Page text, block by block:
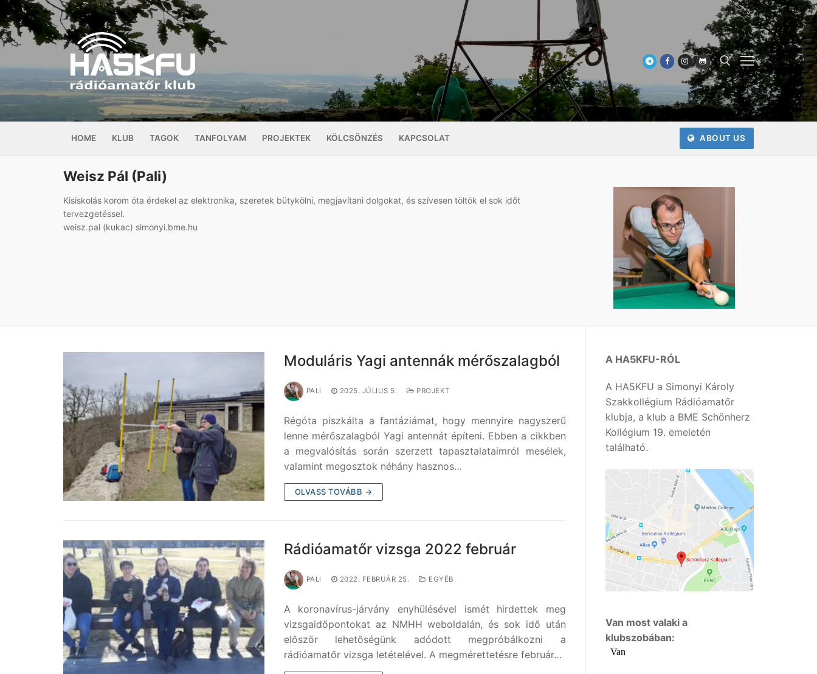
Ugrás
a
tartalomra
Keresése:
HOME KLUB TAGOK TANFOLYAM PROJEKTEK KÖLCSÖNZÉS KAPCSOLAT ABOUT US
Weisz Pál (Pali)
Kisiskolás korom óta érdekel az elektronika, szeretek bütykölni, megjavítani dolgokat, és szívesen töltök el sok időt
tervezgetéssel.
weisz.pal (kukac) simonyi.bme.hu
Moduláris Yagi antennák mérőszalagból
PALI 2025. JÚLIUS 5. PROJEKT
Régóta piszkálta a fantáziámat, hogy mennyire nagyszerű
lenne mérőszalagból Yagi antennát építeni. Ebben a cikkben
a megvalósítás során szerzett tapasztalataimról mesélek,
valamint megosztok néhány hasznos…
OLVASS TOVÁBB →
Rádióamatőr vizsga 2022 február
PALI 2022. FEBRUÁR 25. EGYÉB
A koronavírus-járvány enyhülésével ismét hirdettek meg
vizsgaidőpontokat az NMHH weboldalán, és sok idő után
először lehetőségünk adódott megpróbálkozni a
rádióamatőr vizsga letételével. A megmérettetésre február…
A HA5KFU-RÓL
A HA5KFU a Simonyi Károly
Szakkollégium Rádióamatőr
klubja, a klub a BME Schönherz
Kollégium 19. emeletén
található.
Van most valaki a
klubszobában: